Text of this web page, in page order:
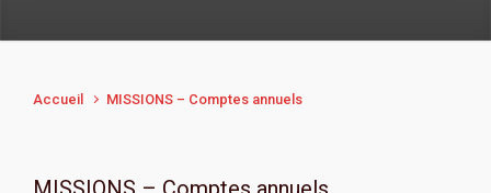
Accueil MISSIONS – Comptes annuels